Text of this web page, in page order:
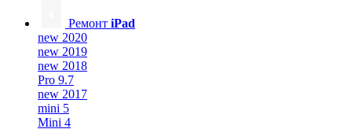
Ремонт iPad
new 2020
new 2019
new 2018
Pro 9.7
new 2017
mini 5
Mini 4